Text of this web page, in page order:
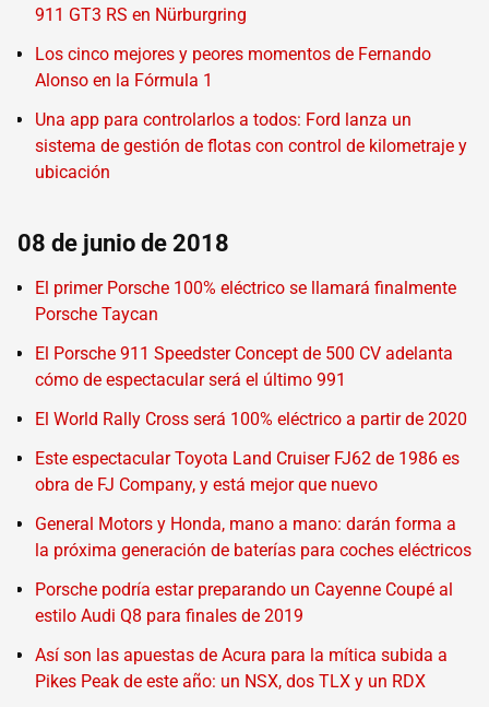
911 GT3 RS en Nürburgring
Los cinco mejores y peores momentos de Fernando
Alonso en la Fórmula 1
Una app para controlarlos a todos: Ford lanza un
sistema de gestión de flotas con control de kilometraje y
ubicación
08 de junio de 2018
El primer Porsche 100% eléctrico se llamará finalmente
Porsche Taycan
El Porsche 911 Speedster Concept de 500 CV adelanta
cómo de espectacular será el último 991
El World Rally Cross será 100% eléctrico a partir de 2020
Este espectacular Toyota Land Cruiser FJ62 de 1986 es
obra de FJ Company, y está mejor que nuevo
General Motors y Honda, mano a mano: darán forma a
la próxima generación de baterías para coches eléctricos
Porsche podría estar preparando un Cayenne Coupé al
estilo Audi Q8 para finales de 2019
Así son las apuestas de Acura para la mítica subida a
Pikes Peak de este año: un NSX, dos TLX y un RDX